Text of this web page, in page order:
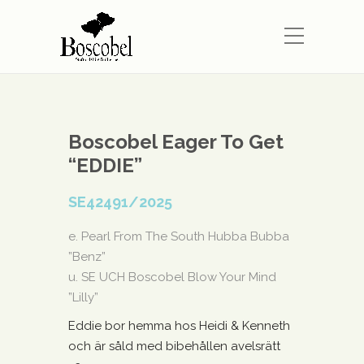
Boscobel Eager To Get
“EDDIE”
SE42491/2025
e. Pearl From The South Hubba Bubba
”Benz”
u. SE UCH Boscobel Blow Your Mind
”Lilly”
Eddie bor hemma hos Heidi & Kenneth
och är såld med bibehållen avelsrätt